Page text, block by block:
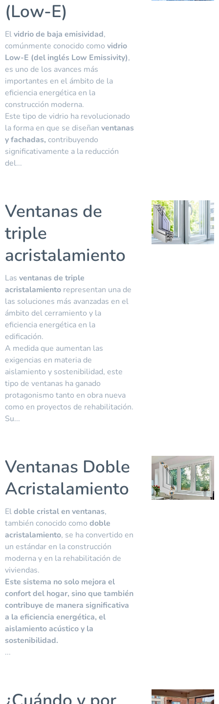
(Low-E)
Elvidrio de baja emisividad,
comúnmente conocido como vidrio
Low-E (del inglés Low Emissivity),
es uno de los avances más
importantes en el ámbito de la
eficiencia energética en la
construcción moderna.
Este tipo de vidrio ha revolucionado
la forma en que se diseñan ventanas
yfachadas, contribuyendo
significativamente a la reducción
del...
Ventanas de
triple
acristalamiento
Las ventanas de triple
acristalamiento representan una de
las soluciones más avanzadas en el
ámbito del cerramiento y la
eficiencia energética en la
edificación.
A medida que aumentan las
exigencias en materia de
aislamiento y sostenibilidad, este
tipo de ventanas ha ganado
protagonismo tanto en obra nueva
como en proyectos de rehabilitación.
Su...
Ventanas Doble
Acristalamiento
Eldoble cristal en ventanas,
también conocido como doble
acristalamiento, se ha convertido en
un estándar en la construcción
moderna y en la rehabilitación de
viviendas.
Este sistema no solo mejora el
confort del hogar, sino que también
contribuye de manera significativa
a la eficiencia energética, el
aislamiento acústico y la
sostenibilidad.
...